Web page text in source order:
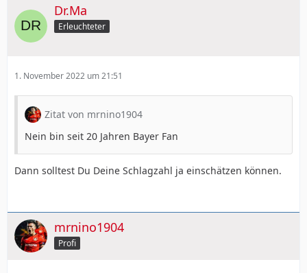
Dr.Ma
Erleuchteter
1. November 2022 um 21:51
Zitat von mrnino1904
Nein bin seit 20 Jahren Bayer Fan
Dann solltest Du Deine Schlagzahl ja einschätzen können.
mrnino1904
Profi